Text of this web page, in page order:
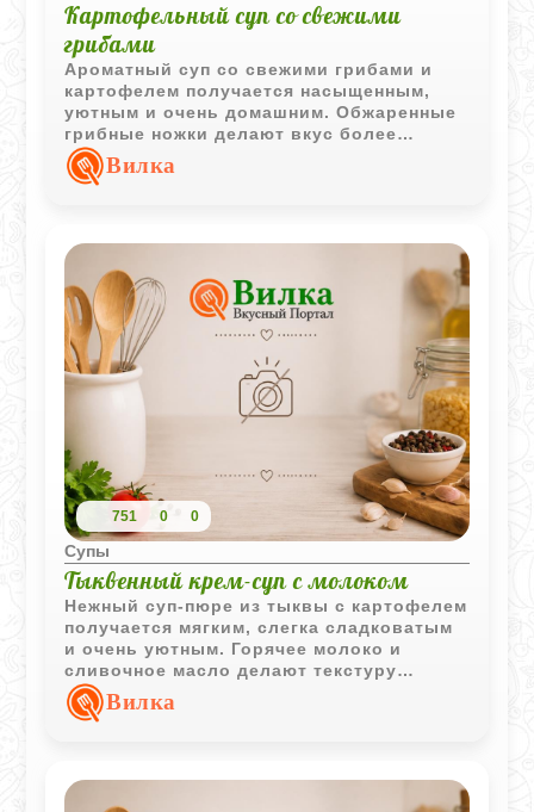
Картофельный суп со свежими
грибами
Ароматный суп со свежими грибами и
картофелем получается насыщенным,
уютным и очень домашним. Обжаренные
грибные ножки делают вкус более
глубоким, а свежая зелень добавляет
приятную свежесть.
Вилка
751 0 0
Супы
Тыквенный крем-суп с молоком
Нежный суп-пюре из тыквы с картофелем
получается мягким, слегка сладковатым
и очень уютным. Горячее молоко и
сливочное масло делают текстуру
особенно бархатистой.
Вилка